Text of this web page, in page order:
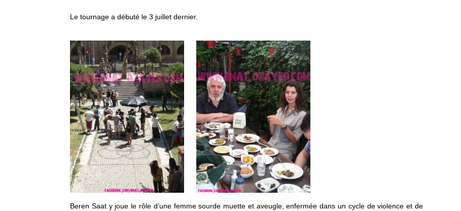
Le tournage a débuté le 3 juillet dernier.
Beren Saat y joue le rôle d’une femme sourde muette et aveugle, enfermée dans un cycle de violence et de